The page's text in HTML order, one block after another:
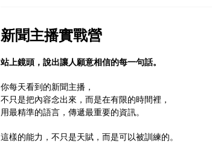
新聞主播實戰營
站上鏡頭，說出讓人願意相信的每一句話。
你每天看到的新聞主播，
不只是把內容念出來，而是在有限的時間裡，
用最精準的語言，傳遞最重要的資訊。
這樣的能力，不只是天賦，而是可以被訓練的。